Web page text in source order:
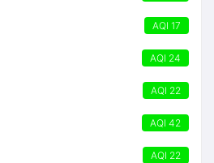
AQI 17
AQI 24
AQI 22
AQI 42
AQI 22